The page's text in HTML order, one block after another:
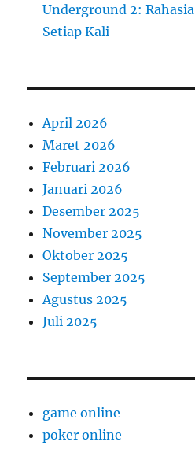
Underground 2:
Setiap Kali
April 2026
Maret 2026
Februari 2026
Januari 2026
Desember 2025
November 2025
Oktober 2025
September 2025
Agustus 2025
Juli 2025
game online
poker online